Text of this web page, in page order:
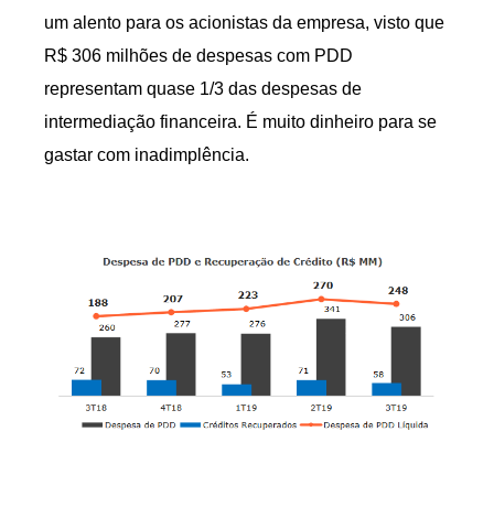
um alento para os acionistas da empresa, visto que
R$ 306 milhões de despesas com PDD
representam quase 1/3 das despesas de
intermediação financeira. É muito dinheiro para se
gastar com inadimplência.